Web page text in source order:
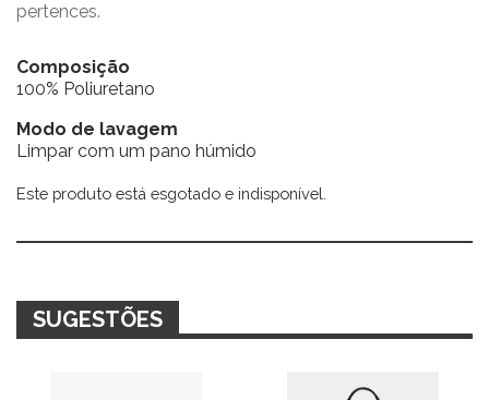
pertences.
Composição
100% Poliuretano
Modo de lavagem
Limpar com um pano húmido
Este produto está esgotado e indisponível.
Alternative:
SUGESTÕES